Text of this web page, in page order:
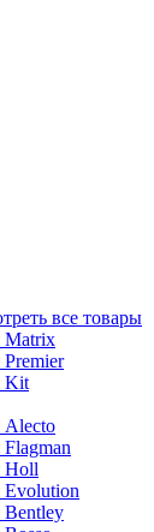
все товары
Matrix
Kit
Alecto
Holl
Evolution